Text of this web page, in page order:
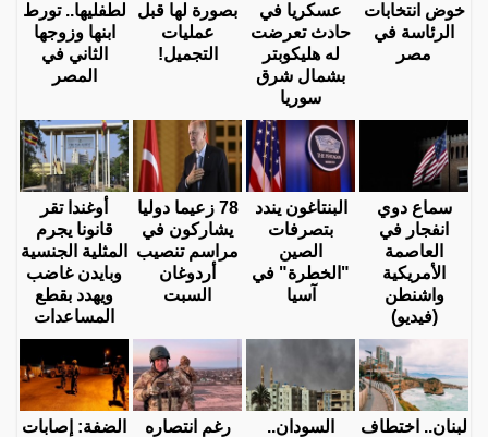
خوض انتخابات
الرئاسة في
مصر
عسكريا في
حادث تعرضت
له هليكوبتر
بشمال شرق
سوريا
بصورة لها قبل
عمليات
التجميل!
لطفليها.. تورط
ابنها وزوجها
الثاني في
المصر
سماع دوي
انفجار في
العاصمة
الأمريكية
واشنطن
(فيديو)
البنتاغون يندد
بتصرفات
الصين
"الخطرة" في
آسيا
78 زعيما دوليا
يشاركون في
مراسم تنصيب
أردوغان
السبت
أوغندا تقر
قانونا يجرم
المثلية الجنسية
وبايدن غاضب
ويهدد بقطع
المساعدات
لبنان.. اختطاف
السودان..
رغم انتصاره
الضفة: إصابات